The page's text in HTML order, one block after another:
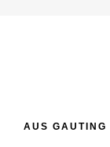
AUS GAUTING